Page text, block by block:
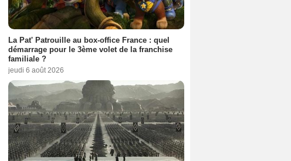
La Pat' Patrouille au box-office France : quel
démarrage pour le 3ème volet de la franchise
familiale ?
jeudi 6 août 2026